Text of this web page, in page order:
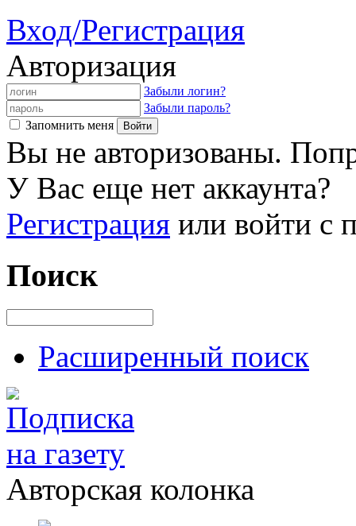
Вход/Регистрация
Авторизация
Забыли логин?
Забыли пароль?
Запомнить меня
Вы не авторизованы.
У Вас еще нет аккаунта?
Регистрация или войти с
Поиск
Расширенный поиск
Авторская колонка